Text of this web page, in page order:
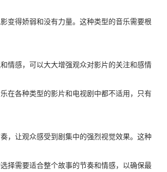
变得娇弱和没有力量。这种类型的音乐需要根
情感，可以大大增强观众对影片的关注和感情
在各种类型的影片和电视剧中都不适用，只有
，让观众感受到剧集中的强烈视觉效果。这种
择需要适合整个故事的节奏和情感，以确保最